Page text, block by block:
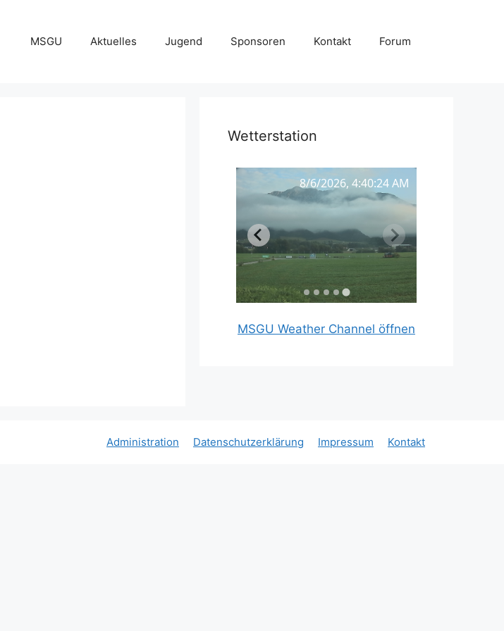
MSGU Aktuelles Jugend Sponsoren Kontakt Forum
Wetterstation
MSGU Weather Channel öffnen
Administration Datenschutzerklärung Impressum Kontakt